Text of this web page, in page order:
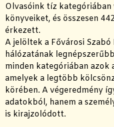
Olvasóink tíz
könyveiket, és összesen
érkezett.
A jelöltek a Fővárosi Szabó
hálózatának
minden kategóriában azok
amelyek a legtöbb
körében. A végeredmény
adatokból, hanem a
is kirajzolódott.